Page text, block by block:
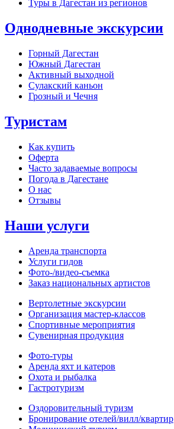
Туры в Дагестан из регионов
Однодневные экскурсии
Горный Дагестан
Южный Дагестан
Активный выходной
Сулакский каньон
Грозный и Чечня
Туристам
Как купить
Оферта
Часто задаваемые вопросы
Погода в Дагестане
О нас
Отзывы
Наши услуги
Аренда транспорта
Услуги гидов
Фото-/видео‑съемка
Заказ национальных артистов
Вертолетные экскурсии
Организация мастер‑классов
Спортивные мероприятия
Сувенирная продукция
Фото‑туры
Аренда яхт и катеров
Охота и рыбалка
Гастротуризм
Оздоровительный туризм
Бронирование отелей/вилл/квартир